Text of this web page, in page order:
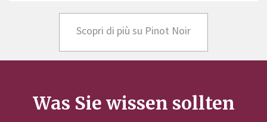
Scopri di più su Pinot Noir
Was Sie wissen sollten